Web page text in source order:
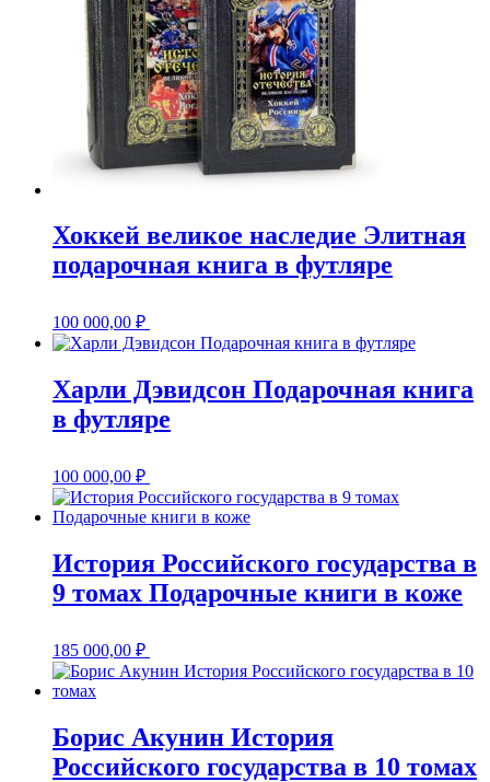
Хоккей великое наследие Элитная
подарочная книга в футляре
100 000,00 ₽
Харли Дэвидсон Подарочная книга
в футляре
100 000,00 ₽
История Российского государства в
9 томах Подарочные книги в коже
185 000,00 ₽
Борис Акунин История
Российского государства в 10 томах